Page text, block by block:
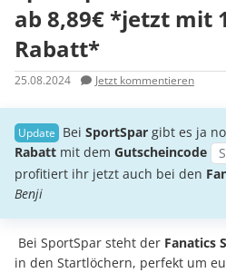
ab 8,89€ *jetzt mit
Rabatt*
25.08.2024 Jetzt kommentieren
Bei SportSpar gibt es ja
Rabatt mit dem Gutscheincode
profitiert ihr jetzt auch bei den
Benji
Bei SportSpar steht der Fanatics
in den Startlöchern, perfekt um